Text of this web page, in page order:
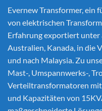
Evernew Transformer, ein
von elektrischen
Erfahrung exportiert unter
Australien, Kanada, in die
und nach Malaysia. Zu
Mast-, Umspannwerks-,
Verteiltransformatoren
und Kapazitäten von